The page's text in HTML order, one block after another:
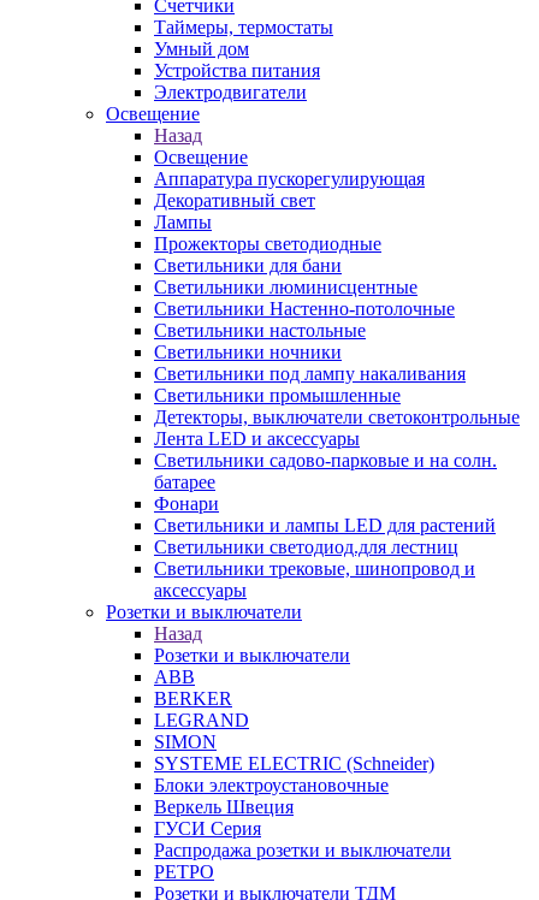
Счетчики
Таймеры, термостаты
Умный дом
Устройства питания
Электродвигатели
Освещение
Назад
Освещение
Аппаратура пускорегулирующая
Декоративный свет
Лампы
Прожекторы светодиодные
Светильники для бани
Светильники люминисцентные
Светильники Настенно-потолочные
Светильники настольные
Светильники ночники
Светильники под лампу накаливания
Светильники промышленные
Детекторы, выключатели светоконтрольные
Лента LED и аксессуары
Светильники садово-парковые и на солн.
батарее
Фонари
Светильники и лампы LED для растений
Светильники светодиод.для лестниц
Светильники трековые, шинопровод и
аксессуары
Розетки и выключатели
Назад
Розетки и выключатели
ABB
BERKER
LEGRAND
SIMON
SYSTEME ELECTRIC (Schneider)
Блоки электроустановочные
Веркель Швеция
ГУСИ Серия
Распродажа розетки и выключатели
РЕТРО
Розетки и выключатели ТДМ